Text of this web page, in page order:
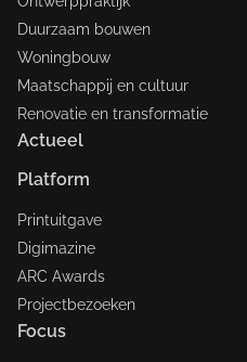
Duurzaam bouwen
Woningbouw
Maatschappij en cultuur
Renovatie en transformatie
Actueel
Platform
Printuitgave
Digimazine
ARC Awards
Projectbezoeken
Focus